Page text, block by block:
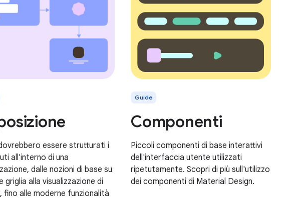
essere strutturati i
all'interno di una
dalle nozioni di base su
griglia alla visualizzazione di
fino alle moderne funzionalità
Guide
Componenti
Piccoli componenti di base interattivi
dell'interfaccia utente utilizzati
ripetutamente. Scopri di più sull'utilizzo
dei componenti di Material Design.